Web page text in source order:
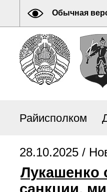
Обычная
Райисполком
28.10.2025 /
Лукашенко